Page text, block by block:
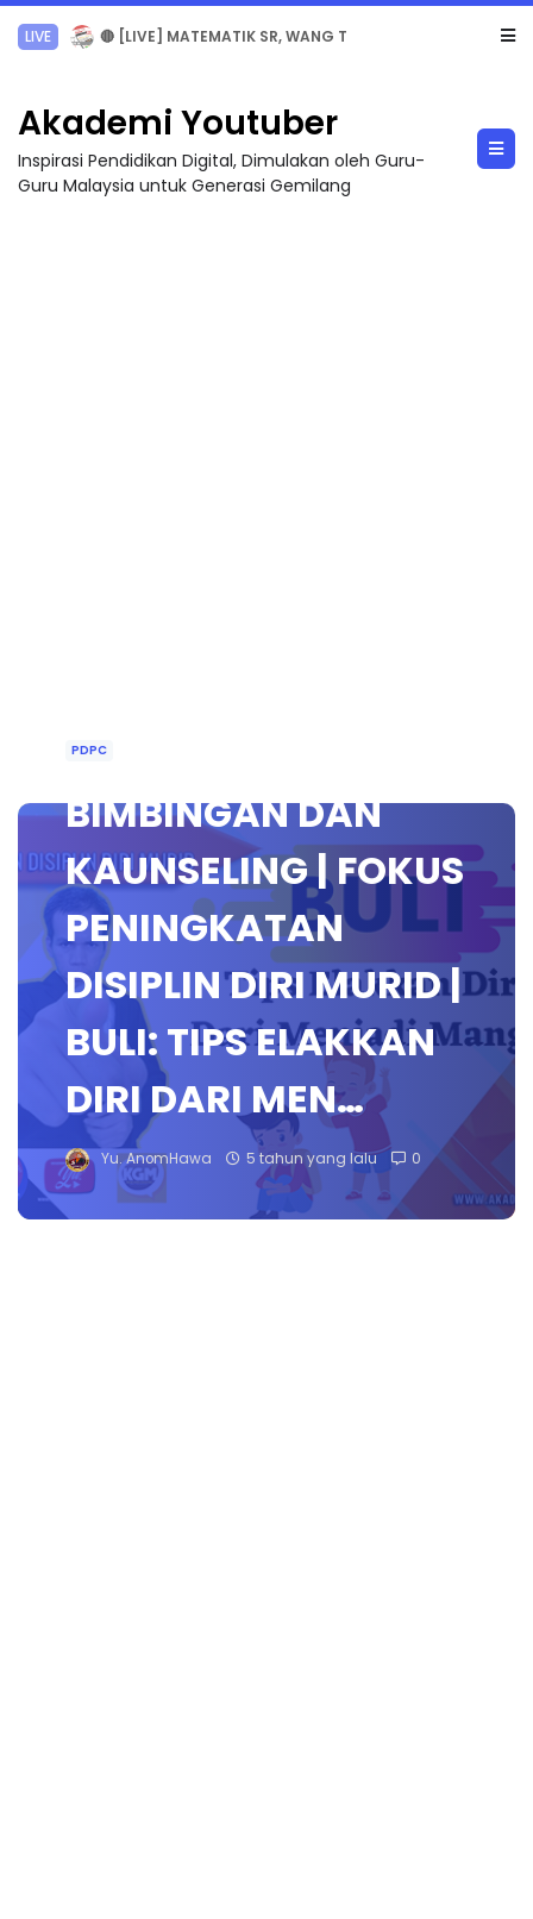
LIVE 🔴 [LIVE] MATEMATIK SR, WANG TAHUN 6 OLEH CIKGU ANITA #ALLINONE #141 #...
Akademi Youtuber
Inspirasi Pendidikan Digital, Dimulakan oleh Guru-
Guru Malaysia untuk Generasi Gemilang
PDPC
BIMBINGAN DAN
KAUNSELING | FOKUS
PENINGKATAN
DISIPLIN DIRI MURID |
BULI: TIPS ELAKKAN
DIRI DARI MEN…
Yu. AnomHawa 5 tahun yang lalu 0